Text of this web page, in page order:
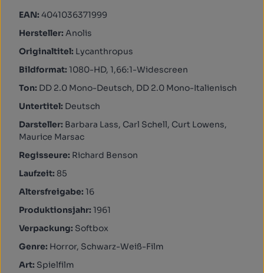
EAN: 4041036371999
Hersteller: Anolis
Originaltitel: Lycanthropus
Bildformat: 1080-HD, 1,66:1-Widescreen
Ton: DD 2.0 Mono-Deutsch, DD 2.0 Mono-Italienisch
Untertitel: Deutsch
Darsteller: Barbara Lass, Carl Schell, Curt Lowens,
Maurice Marsac
Regisseure: Richard Benson
Laufzeit: 85
Altersfreigabe: 16
Produktionsjahr: 1961
Verpackung: Softbox
Genre: Horror, Schwarz-Weiß-Film
Art: Spielfilm